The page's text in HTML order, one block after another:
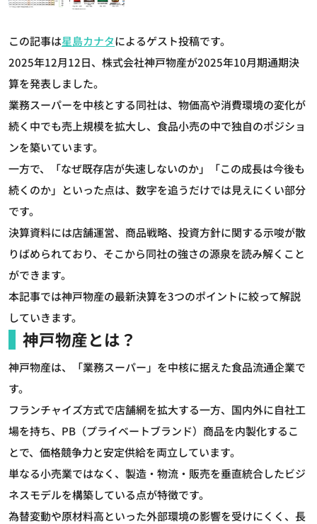
この記事は星島カナタによるゲスト投稿です。
2025年12月12日、株式会社神戸物産が2025年10月期通期決
算を発表しました。
業務スーパーを中核とする同社は、物価高や消費環境の変化が
続く中でも売上規模を拡大し、食品小売の中で独自のポジショ
ンを築いています。
一方で、「なぜ既存店が失速しないのか」「この成長は今後も
続くのか」といった点は、数字を追うだけでは見えにくい部分
です。
決算資料には店舗運営、商品戦略、投資方針に関する示唆が散
りばめられており、そこから同社の強さの源泉を読み解くこと
ができます。
本記事では神戸物産の最新決算を3つのポイントに絞って解説
していきます。
神戸物産とは？
神戸物産は、「業務スーパー」を中核に据えた食品流通企業で
す。
フランチャイズ方式で店舗網を拡大する一方、国内外に自社工
場を持ち、PB（プライベートブランド）商品を内製化するこ
とで、価格競争力と安定供給を両立しています。
単なる小売業ではなく、製造・物流・販売を垂直統合したビジ
ネスモデルを構築している点が特徴です。
為替変動や原材料高といった外部環境の影響を受けにくく、長